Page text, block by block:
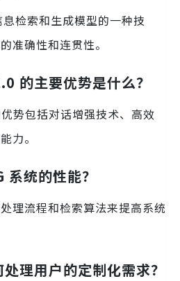
检索和生成模型的一种技
准确性和连贯性。
的主要优势是什么？
势包括对话增强技术、高效
力。
统的性能？
理流程和检索算法来提高系统
理用户的定制化需求？